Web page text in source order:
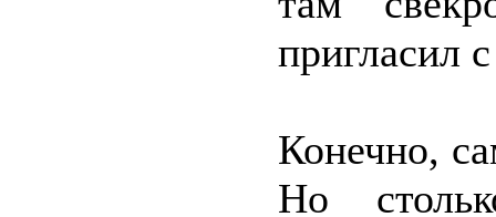
пригласил
Конечно,
Но